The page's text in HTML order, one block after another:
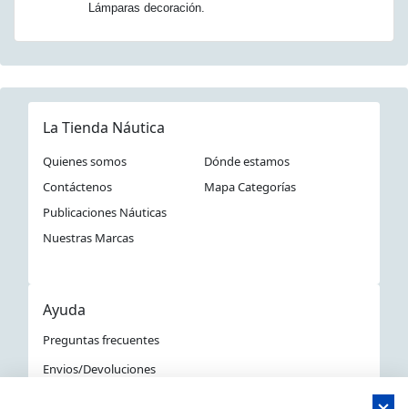
Lámparas decoración.
La Tienda Náutica
Quienes somos
Dónde estamos
Contáctenos
Mapa Categorías
Publicaciones Náuticas
Nuestras Marcas
Ayuda
Preguntas frecuentes
Envios/Devoluciones